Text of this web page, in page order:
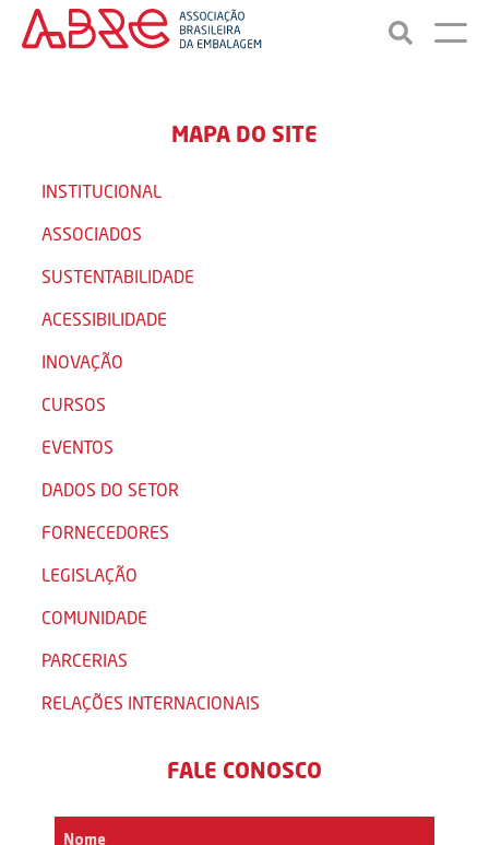
MAPA DO SITE
INSTITUCIONAL
ASSOCIADOS
SUSTENTABILIDADE
ACESSIBILIDADE
INOVAÇÃO
CURSOS
EVENTOS
DADOS DO SETOR
FORNECEDORES
LEGISLAÇÃO
COMUNIDADE
PARCERIAS
RELAÇÕES INTERNACIONAIS
FALE CONOSCO